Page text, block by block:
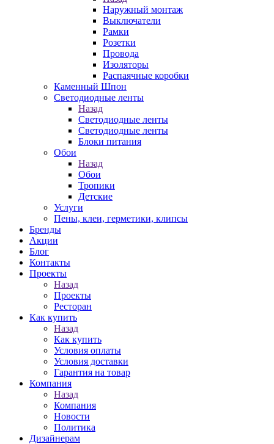
Наружный монтаж
Выключатели
Рамки
Розетки
Провода
Изоляторы
Распаячные коробки
Каменный Шпон
Светодиодные ленты
Назад
Светодиодные ленты
Светодиодные ленты
Блоки питания
Обои
Назад
Обои
Тропики
Детские
Услуги
Пены, клеи, герметики, клипсы
Бренды
Акции
Блог
Контакты
Проекты
Назад
Проекты
Ресторан
Как купить
Назад
Как купить
Условия оплаты
Условия доставки
Гарантия на товар
Компания
Назад
Компания
Новости
Политика
Дизайнерам